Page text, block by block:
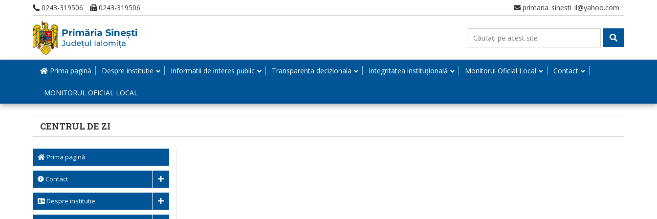
0243-319506 0243-319506 primaria_sinesti_il@yahoo.com
Prima pagină Despre institutie Informatii de interes public Transparenta decizionala Integritatea instituțională Monitorul Oficial Local Contact
MONITORUL OFICIAL LOCAL
CENTRUL DE ZI
Prima pagină
Contact
Despre institutie